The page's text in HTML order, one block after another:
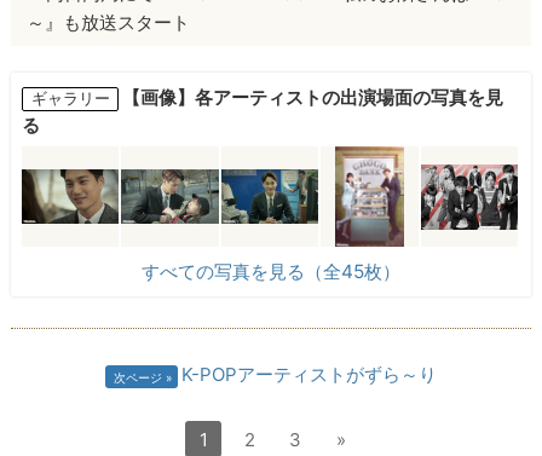
～』も放送スタート
ギャラリー
【画像】各アーティストの出演場面の写真を見
る
すべての写真を見る（全45枚）
次ページ K-POPアーティストがずら～り
1 2 3 »